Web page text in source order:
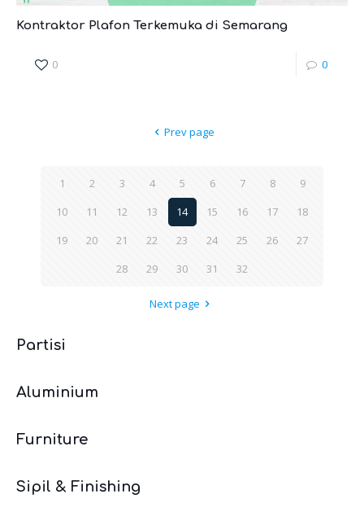
Kontraktor Plafon Terkemuka di Semarang
0 0
Prev page
1 2 3 4 5 6 7 8
9
10
11 12 13 14 15 16 17
18
19
20 21 22 23 24 25 26
27
28
29 30 31 32
Next page
Partisi
Aluminium
Furniture
Sipil & Finishing